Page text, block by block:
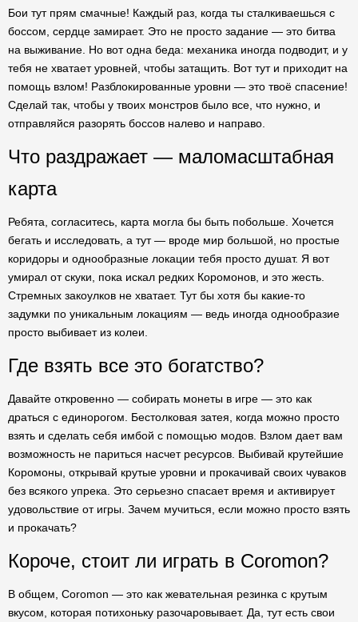
Бои тут прям смачные! Каждый раз, когда ты сталкиваешься с
боссом, сердце замирает. Это не просто задание — это битва
на выживание. Но вот одна беда: механика иногда подводит, и у
тебя не хватает уровней, чтобы затащить. Вот тут и приходит на
помощь взлом! Разблокированные уровни — это твоё спасение!
Сделай так, чтобы у твоих монстров было все, что нужно, и
отправляйся разорять боссов налево и направо.
Что раздражает — маломасштабная
карта
Ребята, согласитесь, карта могла бы быть побольше. Хочется
бегать и исследовать, а тут — вроде мир большой, но простые
коридоры и однообразные локации тебя просто душат. Я вот
умирал от скуки, пока искал редких Коромонов, и это жесть.
Стремных закоулков не хватает. Тут бы хотя бы какие-то
задумки по уникальным локациям — ведь иногда однообразие
просто выбивает из колеи.
Где взять все это богатство?
Давайте откровенно — собирать монеты в игре — это как
драться с единорогом. Бестолковая затея, когда можно просто
взять и сделать себя имбой с помощью модов. Взлом дает вам
возможность не париться насчет ресурсов. Выбивай крутейшие
Коромоны, открывай крутые уровни и прокачивай своих чуваков
без всякого упрека. Это серьезно спасает время и активирует
удовольствие от игры. Зачем мучиться, если можно просто взять
и прокачать?
Короче, стоит ли играть в Coromon?
В общем, Coromon — это как жевательная резинка с крутым
вкусом, которая потихоньку разочаровывает. Да, тут есть свои